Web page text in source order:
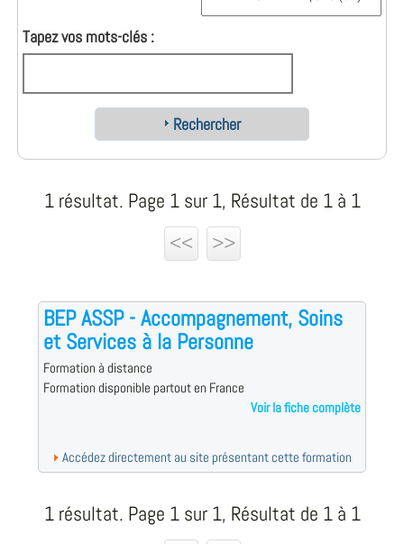
Tapez vos mots-clés :
Rechercher
1 résultat. Page 1 sur 1, Résultat de 1 à 1
<<
>>
BEP ASSP - Accompagnement, Soins
et Services à la Personne
Formation à distance
Formation disponible partout en France
Voir la fiche complète
Accédez directement au site présentant cette formation
1 résultat. Page 1 sur 1, Résultat de 1 à 1